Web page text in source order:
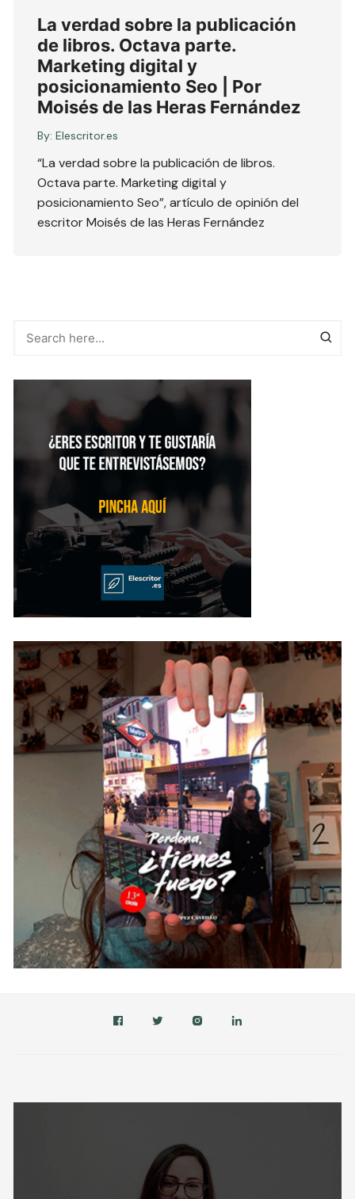
La verdad sobre la publicación
de libros. Octava parte.
Marketing digital y
posicionamiento Seo | Por
Moisés de las Heras Fernández
By: Elescritor.es
“La verdad sobre la publicación de libros.
Octava parte. Marketing digital y
posicionamiento Seo”, artículo de opinión del
escritor Moisés de las Heras Fernández